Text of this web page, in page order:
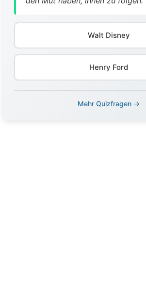
Walt Disney
Henry Ford
Mehr Quizfragen →